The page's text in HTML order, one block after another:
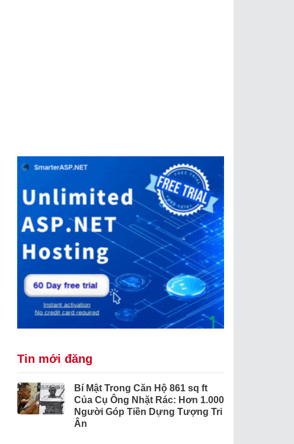
Tin mới đăng
Bí Mật Trong Căn Hộ 861 sq ft
Của Cụ Ông Nhặt Rác: Hơn 1.000
Người Góp Tiền Dựng Tượng Tri
Ân